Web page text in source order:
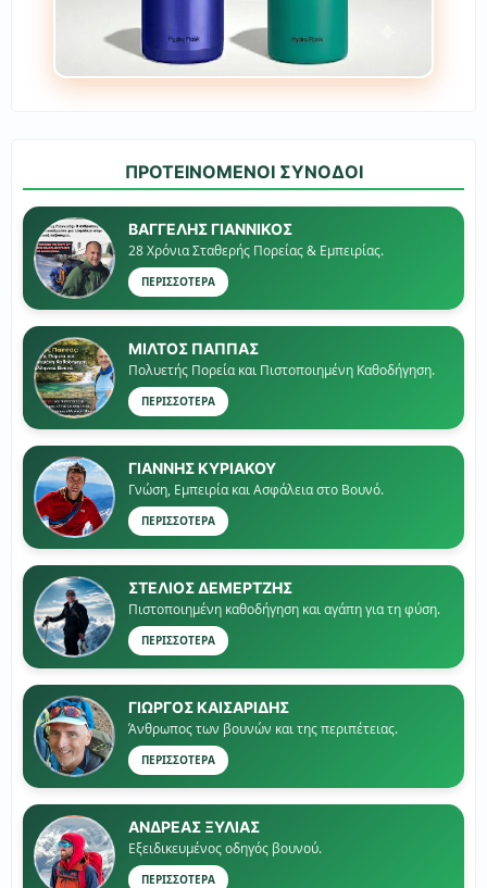
ΠΡΟΤΕΙΝΟΜΕΝΟΙ ΣΥΝΟΔΟΙ
ΒΑΓΓΕΛΗΣ ΓΙΑΝΝΙΚΟΣ
28 Χρόνια Σταθερής Πορείας & Εμπειρίας.
ΠΕΡΙΣΣΟΤΕΡΑ
ΜΙΛΤΟΣ ΠΑΠΠΑΣ
Πολυετής Πορεία και Πιστοποιημένη Καθοδήγηση.
ΠΕΡΙΣΣΟΤΕΡΑ
ΓΙΑΝΝΗΣ ΚΥΡΙΑΚΟΥ
Γνώση, Εμπειρία και Ασφάλεια στο Βουνό.
ΠΕΡΙΣΣΟΤΕΡΑ
ΣΤΕΛΙΟΣ ΔΕΜΕΡΤΖΗΣ
Πιστοποιημένη καθοδήγηση και αγάπη για τη φύση.
ΠΕΡΙΣΣΟΤΕΡΑ
ΓΙΏΡΓΟΣ ΚΑΙΣΑΡΙΔΗΣ
Άνθρωπος των βουνών και της περιπέτειας.
ΠΕΡΙΣΣΟΤΕΡΑ
ΑΝΔΡΕΑΣ ΞΥΛΙΑΣ
Εξειδικευμένος οδηγός βουνού.
ΠΕΡΙΣΣΟΤΕΡΑ